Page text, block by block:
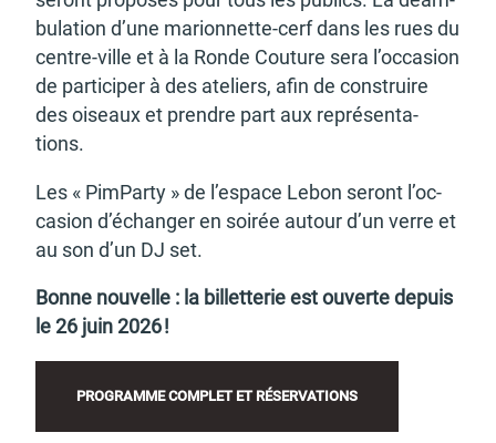
bu­la­tion d’une marion­nette-cerf dans les rues du
centre-ville et à la Ronde Couture sera l’oc­ca­sion
de parti­ci­per à des ateliers, afin de construire
des oiseaux et prendre part aux repré­sen­ta­
tions.
Les « PimParty » de l’es­pace Lebon seront l’oc­
ca­sion d’échan­ger en soirée autour d’un verre et
au son d’un DJ set.
Bonne nouvelle : la billet­te­rie est ouverte depuis
le 26 juin 2026 !
PROGRAMME COMPLET ET RÉSER­VA­TIONS